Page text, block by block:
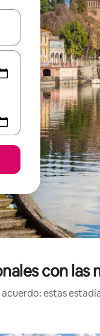
las teclas de
con
acuerdo: estas